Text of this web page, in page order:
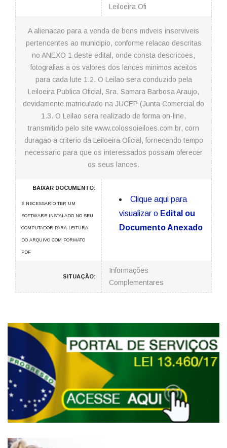
Leiloeira Ofi
A alienacao para a venda de bens mdveis inserviveis
pertencentes ao municipio, conforme relacao descritas
no ANEXO 1 deste edital, onde consta descricoes,
fotografias a os valores dos lances minimos aceitos
para cada lute 1.2. O Leilao sera conduzido pela
Leiloeira Publica Oficial, Sra. Samara Barbosa Araujo,
devidamente matriculado na JUCEP (Junta Comercial do
1.3. O Leilao sera realizado de forma on-line,
transmitido pelo site www.colossoieiloes.com.br, corn
duragao a criterio da Leiloeira Oficial, fornecendo tempo
necessario para que os interessados possam oferecer
os seus lances.
BAIXAR DOCUMENTO:
É NECESSARIO TER UM
SOFTWARE INSTALADO NO SEU
COMPUTADOR PARA LEITURA
DO ARQUIVO COM FORMATO
PDF
Clique aqui para
visualizar o Edital ou
Documento Anexado
SITUAÇÃO:
Informações
Complementares